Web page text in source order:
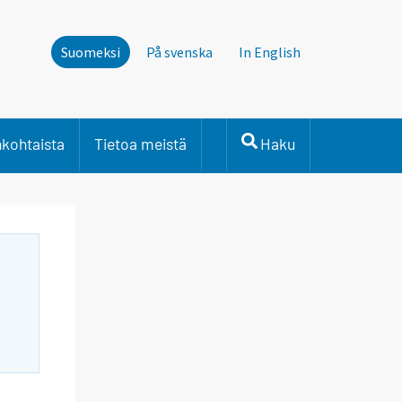
Suomeksi På svenska In English
Tietoa meistä Haku